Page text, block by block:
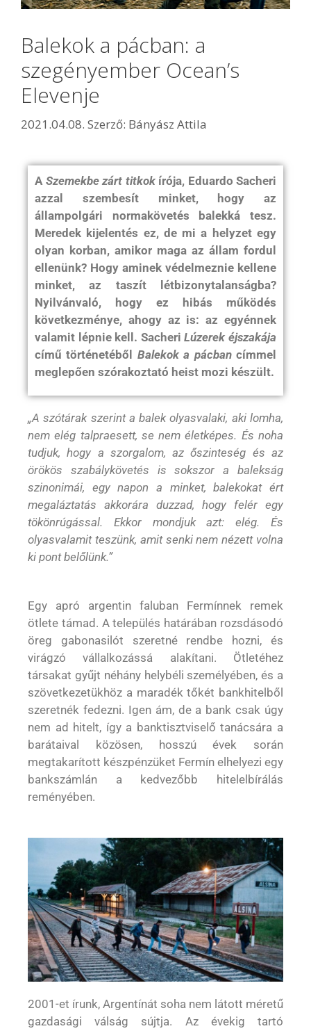
Balekok a pácban: a
szegényember Ocean’s
Elevenje
2021.04.08. Szerző: Bányász Attila
A Szemekbe zárt titkokírója, Eduardo Sacheri
azzal szembesít minket, hogy az
állampolgári normakövetés balekká tesz.
Meredek kijelentés ez, de mi a helyzet egy
olyan korban, amikor maga az állam fordul
ellenünk? Hogy aminek védelmeznie kellene
minket, az taszít létbizonytalanságba?
Nyilvánvaló, hogy ez hibás működés
következménye, ahogy az is: az egyénnek
valamit lépnie kell. SacheriLúzerek éjszakája
című történetéből Balekok a pácbancímmel
meglepően szórakoztató heist mozi készült.
„A szótárak szerint a balek olyasvalaki, aki lomha,
nem elég talpraesett, se nem életképes. És noha
tudjuk, hogy a szorgalom, az őszinteség és az
örökös szabálykövetés is sokszor a balekság
szinonimái, egy napon a minket, balekokat ért
megaláztatás akkorára duzzad, hogy felér egy
tökönrúgással. Ekkor mondjuk azt: elég. És
olyasvalamit teszünk, amit senki nem nézett volna
ki pont belőlünk.”
Egy apró argentin faluban Fermínnek remek
ötlete támad. A település határában rozsdásodó
öreg gabonasilót szeretné rendbe hozni, és
virágzó vállalkozássá alakítani. Ötletéhez
társakat gyűjt néhány helybéli személyében, és a
szövetkezetükhöz a maradék tőkét bankhitelből
szeretnék fedezni. Igen ám, de a bank csak úgy
nem ad hitelt, így a banktisztviselő tanácsára a
barátaival közösen, hosszú évek során
megtakarított készpénzüket Fermín elhelyezi egy
bankszámlán a kedvezőbb hitelelbírálás
reményében.
2001-et írunk, Argentínát soha nem látott méretű
gazdasági válság sújtja. Az évekig tartó